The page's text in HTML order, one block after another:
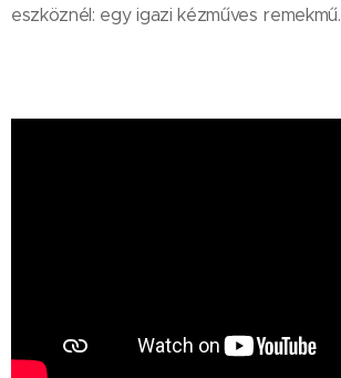
eszköznél: egy igazi kézműves remekmű.